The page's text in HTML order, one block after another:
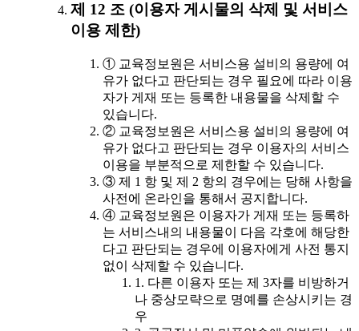
제 12 조 (이용자 게시물의 삭제 및 서비스
이용 제한)
① 교육정보원은 서비스용 설비의 용량에 여
유가 없다고 판단되는 경우 필요에 따라 이용
자가 게재 또는 등록한 내용물을 삭제할 수
있습니다.
② 교육정보원은 서비스용 설비의 용량에 여
유가 없다고 판단되는 경우 이용자의 서비스
이용을 부분적으로 제한할 수 있습니다.
③ 제 1 항 및 제 2 항의 경우에는 당해 사항을
사전에 온라인을 통해서 공지합니다.
④ 교육정보원은 이용자가 게재 또는 등록하
는 서비스내의 내용물이 다음 각호에 해당한
다고 판단되는 경우에 이용자에게 사전 통지
없이 삭제할 수 있습니다.
1. 다른 이용자 또는 제 3자를 비방하거
나 중상모략으로 명예를 손상시키는 경
우